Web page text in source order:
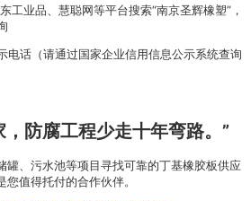
工业品、慧聪网等平台搜索“南京圣辉橡塑”，
电话（请通过国家企业信用信息公示系统查询
防腐工程少走十年弯路。”
罐、污水池等项目寻找可靠的丁基橡胶板供应
您值得托付的合作伙伴。